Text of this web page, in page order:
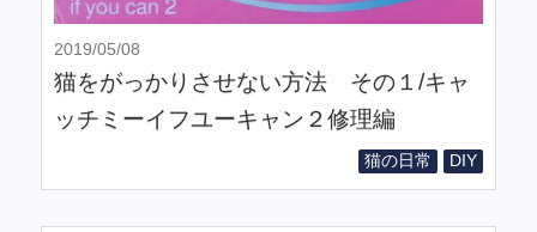
2019/05/08
猫をがっかりさせない方法 その１/キャ
ッチミーイフユーキャン２修理編
猫の日常 DIY